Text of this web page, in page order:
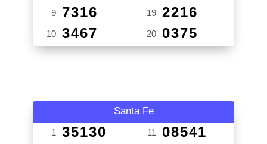
9 7316
10 3467
19 2216
20 0375
Santa Fe
1 35130 11 08541